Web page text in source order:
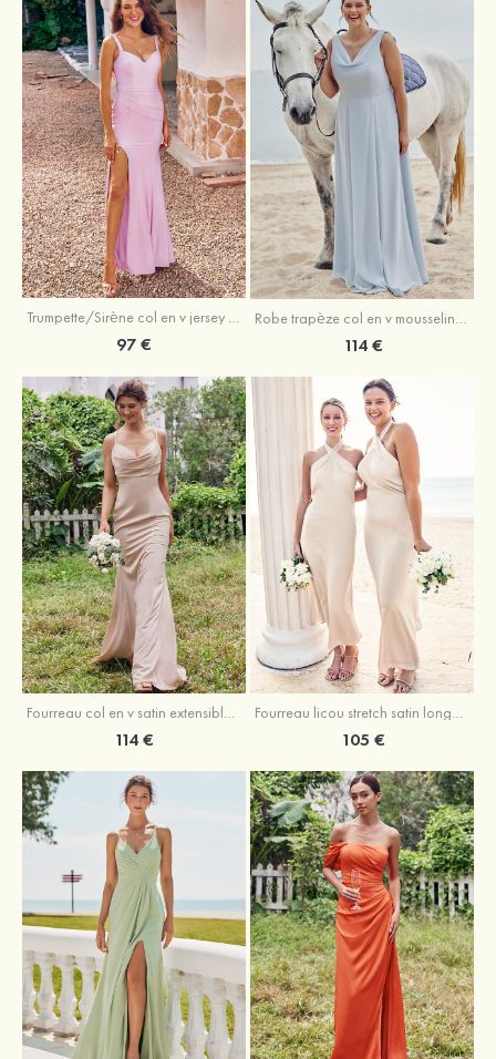
Trumpette/Sirène col en v jersey ras du sol robe de demoiselle d'honneur
97 € 114 €
Fourreau col en v satin extensible ras du sol robe de demoiselle d'honneur
114 €
Fourreau licou stretch satin longueur cheville robe de demoiselle d'honneur
105 €